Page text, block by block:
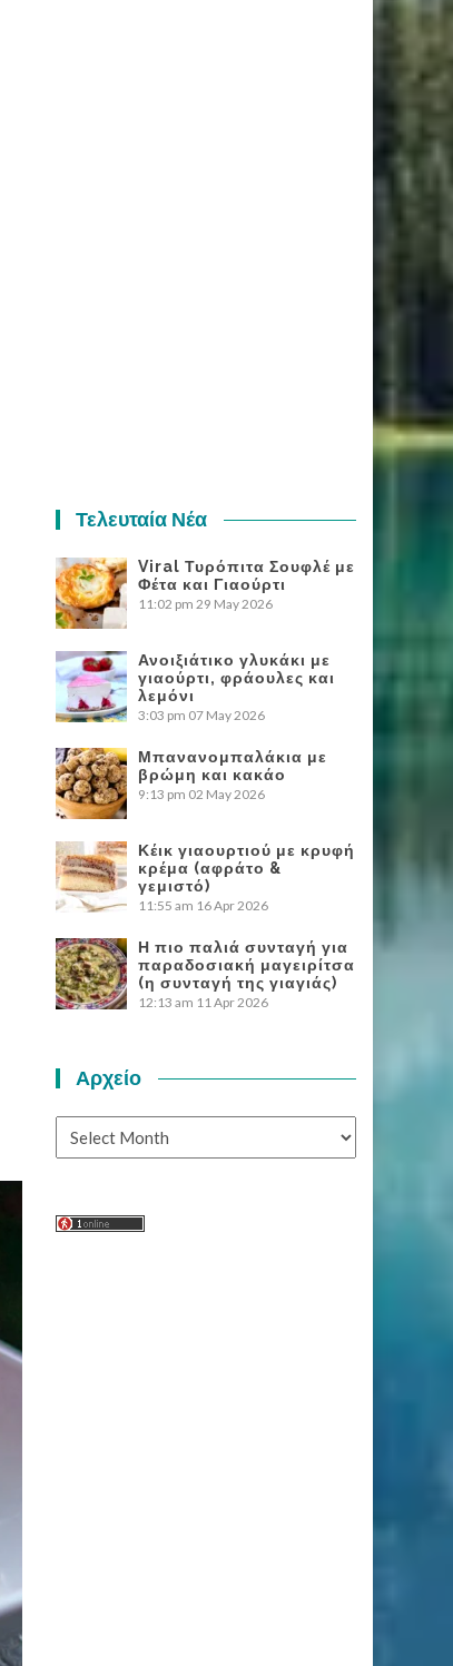
Τελευταία Νέα
Viral Τυρόπιτα Σουφλέ με
Φέτα και Γιαούρτι
11:02 pm 29 May 2026
Ανοιξιάτικο γλυκάκι με
γιαούρτι, φράουλες και
λεμόνι
3:03 pm 07 May 2026
Μπανανομπαλάκια με
βρώμη και κακάο
9:13 pm 02 May 2026
Κέικ γιαουρτιού με κρυφή
κρέμα (αφράτο &
γεμιστό)
11:55 am 16 Apr 2026
Η πιο παλιά συνταγή για
παραδοσιακή μαγειρίτσα
(η συνταγή της γιαγιάς)
12:13 am 11 Apr 2026
Αρχείο